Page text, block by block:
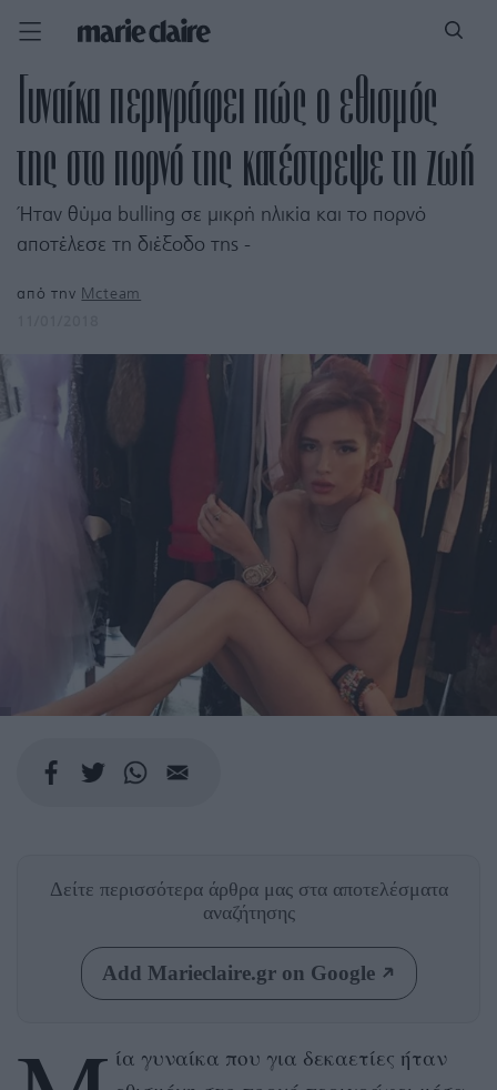
Γυναίκα περιγράφει πώς ο εθισμός
της στο πορνό της κατέστρεψε τη ζωή
Ήταν θύμα bulling σε μικρή ηλικία και το πορνό
αποτέλεσε τη διέξοδο της -
από την Mcteam
Δείτε περισσότερα άρθρα μας στα αποτελέσματα
αναζήτησης
Add Marieclaire.gr on Google
ία γυναίκα που για δεκαετίες ήταν